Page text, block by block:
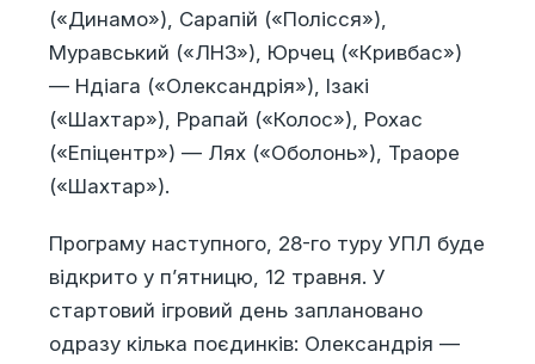
(«Динамо»), Сарапій («Полісся»),
Муравський («ЛНЗ»), Юрчец («Кривбас»)
— Ндіага («Олександрія»), Ізакі
(«Шахтар»), Ррапай («Колос»), Рохас
(«Епіцентр») — Лях («Оболонь»), Траоре
(«Шахтар»).
Програму наступного, 28-го туру УПЛ буде
відкрито у п’ятницю, 12 травня. У
стартовий ігровий день заплановано
одразу кілька поєдинків: Олександрія —